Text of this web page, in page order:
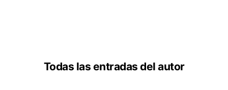
Todas las entradas del autor